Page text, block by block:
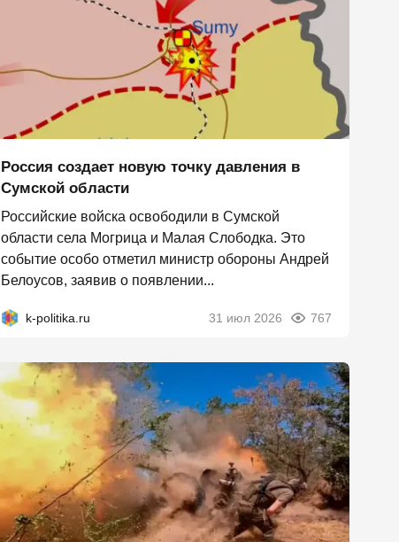
Россия создает новую точку давления в
Сумской области
Российские войска освободили в Сумской
области села Могрица и Малая Слободка. Это
событие особо отметил министр обороны Андрей
Белоусов, заявив о появлении...
k-politika.ru 31 июл 2026 767